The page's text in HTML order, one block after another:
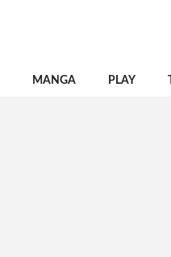
MANGA PLAY